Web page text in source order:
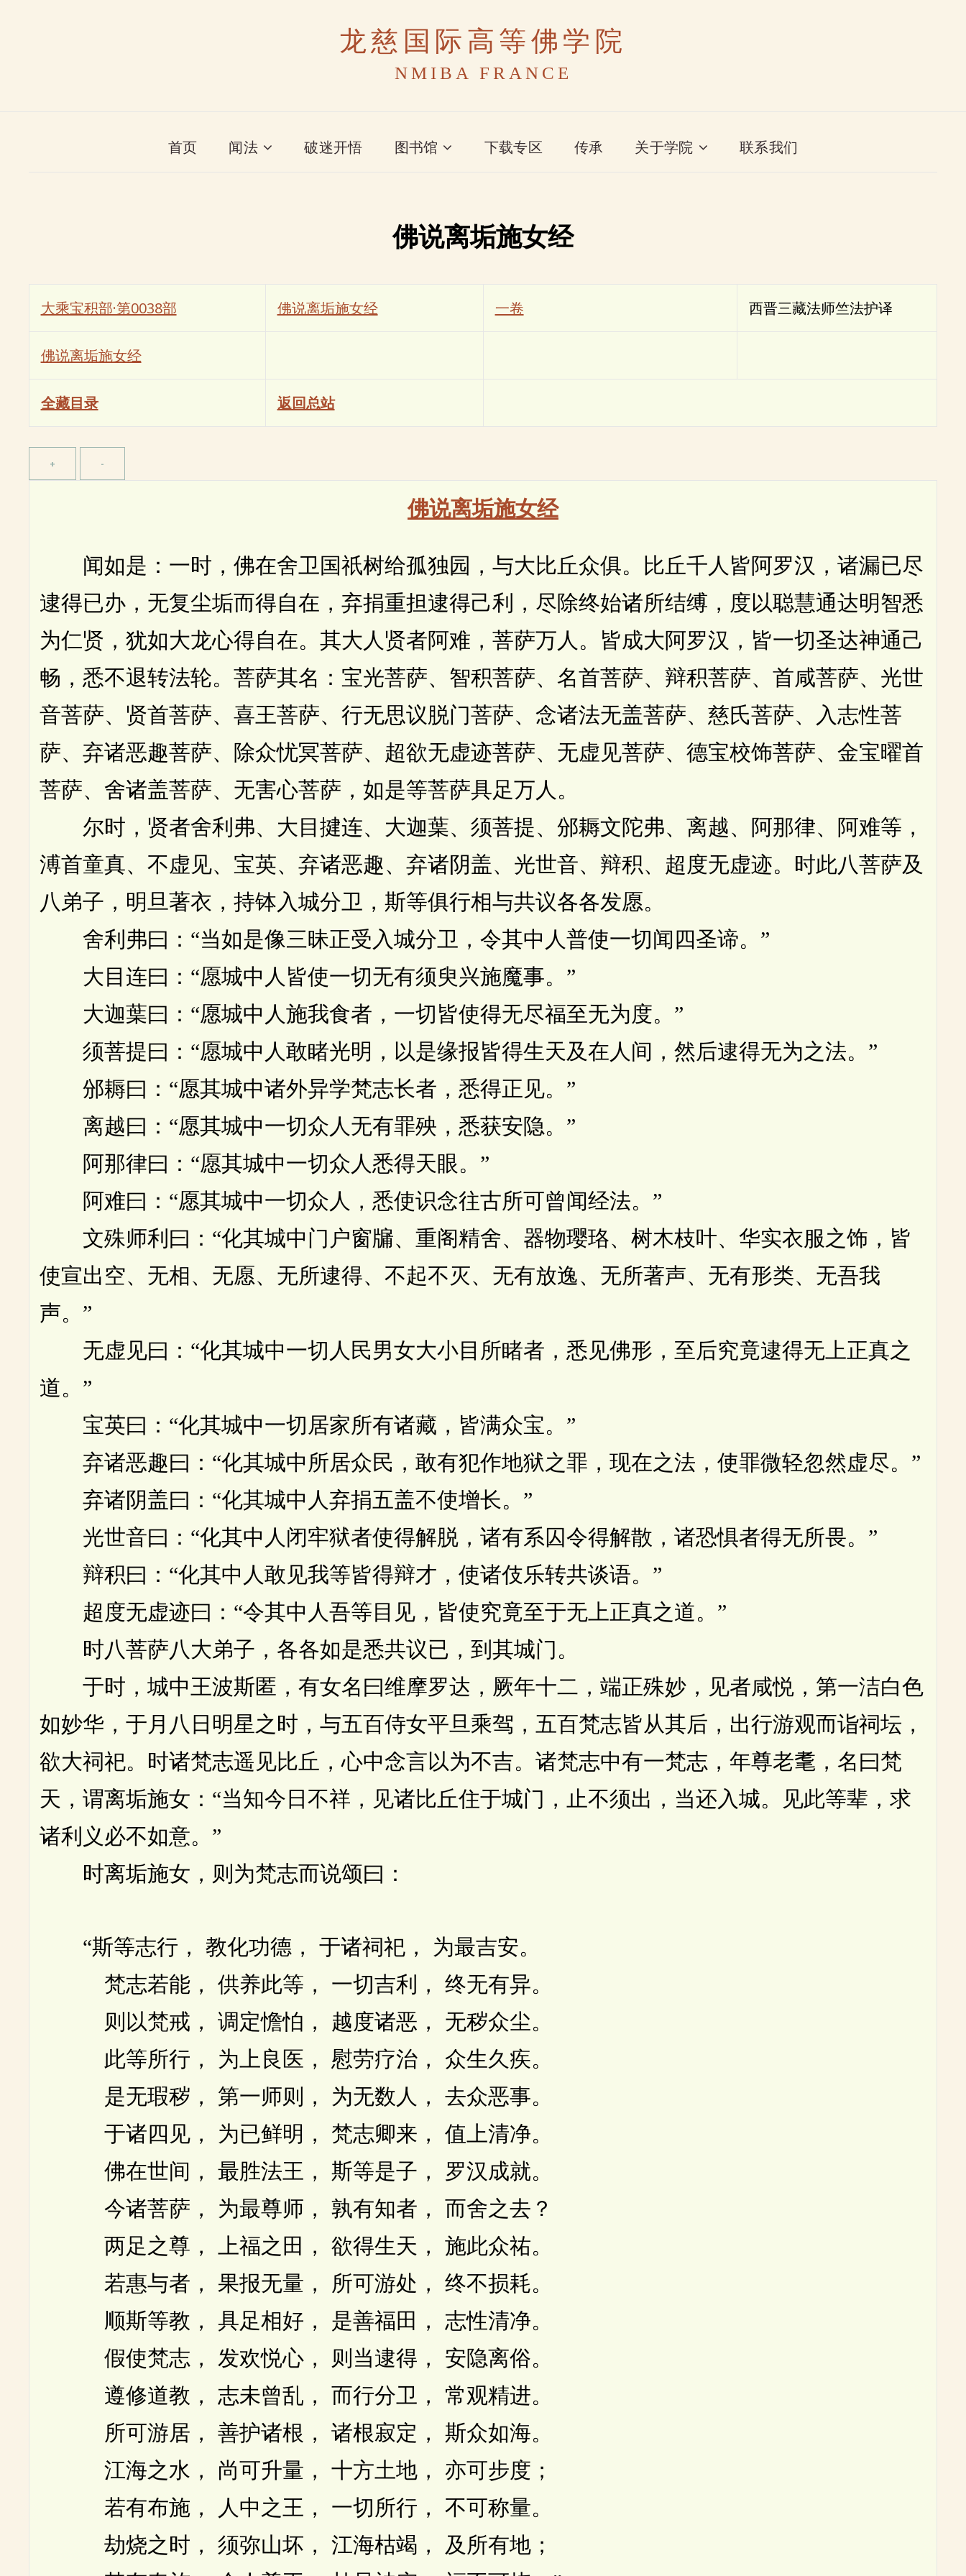
龙慈国际高等佛学院
NMIBA FRANCE
首页 闻法 破迷开悟 图书馆 下载专区 传承 关于学院 联系我们
佛说离垢施女经
大乘宝积部·第0038部 佛说离垢施女经 一卷 西晋三藏法师竺法护译
佛说离垢施女经
全藏目录 返回总站
佛说离垢施女经
闻如是：一时，佛在舍卫国祇树给孤独园，与大比丘众俱。比丘千人皆阿罗汉，诸漏已尽
逮得已办，无复尘垢而得自在，弃捐重担逮得己利，尽除终始诸所结缚，度以聪慧通达明智悉
为仁贤，犹如大龙心得自在。其大人贤者阿难，菩萨万人。皆成大阿罗汉，皆一切圣达神通己
畅，悉不退转法轮。菩萨其名：宝光菩萨、智积菩萨、名首菩萨、辩积菩萨、首咸菩萨、光世
音菩萨、贤首菩萨、喜王菩萨、行无思议脱门菩萨、念诸法无盖菩萨、慈氏菩萨、入志性菩
萨、弃诸恶趣菩萨、除众忧冥菩萨、超欲无虚迹菩萨、无虚见菩萨、德宝校饰菩萨、金宝曜首
菩萨、舍诸盖菩萨、无害心菩萨，如是等菩萨具足万人。
尔时，贤者舍利弗、大目揵连、大迦葉、须菩提、邠耨文陀弗、离越、阿那律、阿难等，
溥首童真、不虚见、宝英、弃诸恶趣、弃诸阴盖、光世音、辩积、超度无虚迹。时此八菩萨及
八弟子，明旦著衣，持钵入城分卫，斯等俱行相与共议各各发愿。
舍利弗曰：“当如是像三昧正受入城分卫，令其中人普使一切闻四圣谛。”
大目连曰：“愿城中人皆使一切无有须臾兴施魔事。”
大迦葉曰：“愿城中人施我食者，一切皆使得无尽福至无为度。”
须菩提曰：“愿城中人敢睹光明，以是缘报皆得生天及在人间，然后逮得无为之法。”
邠耨曰：“愿其城中诸外异学梵志长者，悉得正见。”
离越曰：“愿其城中一切众人无有罪殃，悉获安隐。”
阿那律曰：“愿其城中一切众人悉得天眼。”
阿难曰：“愿其城中一切众人，悉使识念往古所可曾闻经法。”
文殊师利曰：“化其城中门户窗牖、重阁精舍、器物璎珞、树木枝叶、华实衣服之饰，皆
使宣出空、无相、无愿、无所逮得、不起不灭、无有放逸、无所著声、无有形类、无吾我
声。”
无虚见曰：“化其城中一切人民男女大小目所睹者，悉见佛形，至后究竟逮得无上正真之
道。”
宝英曰：“化其城中一切居家所有诸藏，皆满众宝。”
弃诸恶趣曰：“化其城中所居众民，敢有犯作地狱之罪，现在之法，使罪微轻忽然虚尽。”
弃诸阴盖曰：“化其城中人弃捐五盖不使增长。”
光世音曰：“化其中人闭牢狱者使得解脱，诸有系囚令得解散，诸恐惧者得无所畏。”
辩积曰：“化其中人敢见我等皆得辩才，使诸伎乐转共谈语。”
超度无虚迹曰：“令其中人吾等目见，皆使究竟至于无上正真之道。”
时八菩萨八大弟子，各各如是悉共议已，到其城门。
于时，城中王波斯匿，有女名曰维摩罗达，厥年十二，端正殊妙，见者咸悦，第一洁白色
如妙华，于月八日明星之时，与五百侍女平旦乘驾，五百梵志皆从其后，出行游观而诣祠坛，
欲大祠祀。时诸梵志遥见比丘，心中念言以为不吉。诸梵志中有一梵志，年尊老耄，名曰梵
天，谓离垢施女：“当知今日不祥，见诸比丘住于城门，止不须出，当还入城。见此等辈，求
诸利义必不如意。”
时离垢施女，则为梵志而说颂曰：
“斯等志行， 教化功德， 于诸祠祀， 为最吉安。
梵志若能， 供养此等， 一切吉利， 终无有异。
则以梵戒， 调定憺怕， 越度诸恶， 无秽众尘。
此等所行， 为上良医， 慰劳疗治， 众生久疾。
是无瑕秽， 第一师则， 为无数人， 去众恶事。
于诸四见， 为已鲜明， 梵志卿来， 值上清净。
佛在世间， 最胜法王， 斯等是子， 罗汉成就。
今诸菩萨， 为最尊师， 孰有知者， 而舍之去？
两足之尊， 上福之田， 欲得生天， 施此众祐。
若惠与者， 果报无量， 所可游处， 终不损耗。
顺斯等教， 具足相好， 是善福田， 志性清净。
假使梵志， 发欢悦心， 则当逮得， 安隐离俗。
遵修道教， 志未曾乱， 而行分卫， 常观精进。
所可游居， 善护诸根， 诸根寂定， 斯众如海。
江海之水， 尚可升量， 十方土地， 亦可步度；
若有布施， 人中之王， 一切所行， 不可称量。
劫烧之时， 须弥山坏， 江海枯竭， 及所有地；